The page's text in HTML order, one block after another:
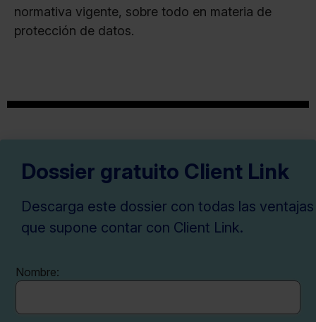
normativa vigente, sobre todo en materia de
protección de datos.
Dossier gratuito Client Link
Descarga este dossier con todas las ventajas
que supone contar con Client Link.
Nombre: